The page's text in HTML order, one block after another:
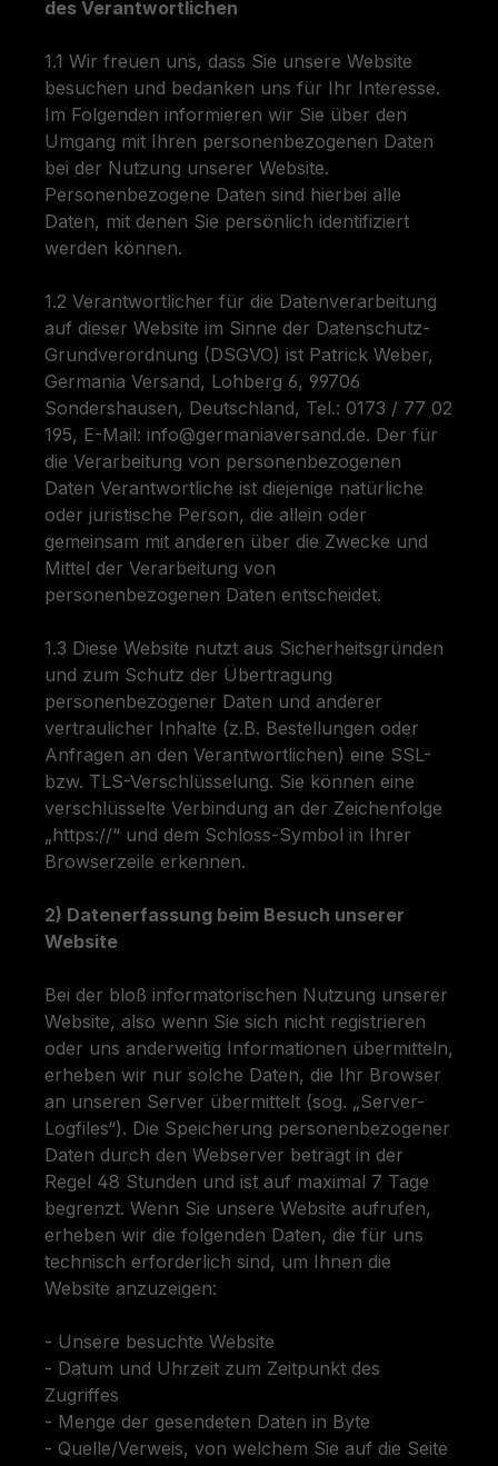
des Verantwortlichen
1.1 Wir freuen uns, dass Sie unsere Website
besuchen und bedanken uns für Ihr Interesse.
Im Folgenden informieren wir Sie über den
Umgang mit Ihren personenbezogenen Daten
bei der Nutzung unserer Website.
Personenbezogene Daten sind hierbei alle
Daten, mit denen Sie persönlich identifiziert
werden können.
1.2 Verantwortlicher für die Datenverarbeitung
auf dieser Website im Sinne der Datenschutz-
Grundverordnung (DSGVO) ist Patrick Weber,
Germania Versand, Lohberg 6, 99706
Sondershausen, Deutschland, Tel.: 0173 / 77 02
195, E-Mail: info@germaniaversand.de. Der für
die Verarbeitung von personenbezogenen
Daten Verantwortliche ist diejenige natürliche
oder juristische Person, die allein oder
gemeinsam mit anderen über die Zwecke und
Mittel der Verarbeitung von
personenbezogenen Daten entscheidet.
1.3 Diese Website nutzt aus Sicherheitsgründen
und zum Schutz der Übertragung
personenbezogener Daten und anderer
vertraulicher Inhalte (z.B. Bestellungen oder
Anfragen an den Verantwortlichen) eine SSL-
bzw. TLS-Verschlüsselung. Sie können eine
verschlüsselte Verbindung an der Zeichenfolge
„https://“ und dem Schloss-Symbol in Ihrer
Browserzeile erkennen.
2) Datenerfassung beim Besuch unserer
Website
Bei der bloß informatorischen Nutzung unserer
Website, also wenn Sie sich nicht registrieren
oder uns anderweitig Informationen übermitteln,
erheben wir nur solche Daten, die Ihr Browser
an unseren Server übermittelt (sog. „Server-
Logfiles“). Die Speicherung personenbezogener
Daten durch den Webserver beträgt in der
Regel 48 Stunden und ist auf maximal 7 Tage
begrenzt. Wenn Sie unsere Website aufrufen,
erheben wir die folgenden Daten, die für uns
technisch erforderlich sind, um Ihnen die
Website anzuzeigen:
- Unsere besuchte Website
- Datum und Uhrzeit zum Zeitpunkt des
Zugriffes
- Menge der gesendeten Daten in Byte
- Quelle/Verweis, von welchem Sie auf die Seite